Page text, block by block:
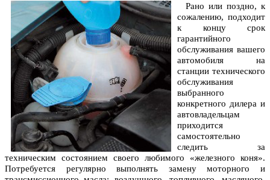
Рано или поздно, к
сожалению, подходит
к концу срок
гарантийного
обслуживания вашего
автомобиля на
станции технического
обслуживания
выбранного
конкретного дилера и
автовладельцам
приходится
самостоятельно
следить за
техническим состоянием своего любимого «железного коня».
Потребуется регулярно выполнять замену моторного и